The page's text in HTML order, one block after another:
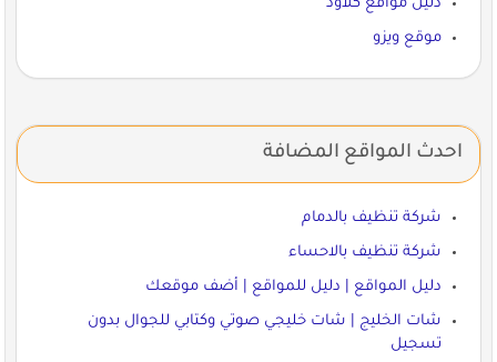
دليل مواقع كلاود
موقع ويزو
احدث المواقع المضافة
شركة تنظيف بالدمام
شركة تنظيف بالاحساء
دليل المواقع | دليل للمواقع | أضف موقعك
شات الخليج | شات خليجي صوتي وكتابي للجوال بدون
تسجيل